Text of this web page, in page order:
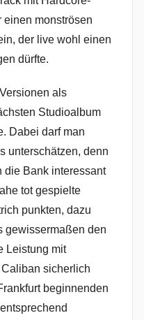
einen monströsen
der live wohl einen
dürfte.
als
Studioalbum
Dabei darf man
unterschätzen, denn
die Bank interessant
tot gespielte
punkten, dazu
gewissermaßen den
Leistung mit
sicherlich
beginnenden